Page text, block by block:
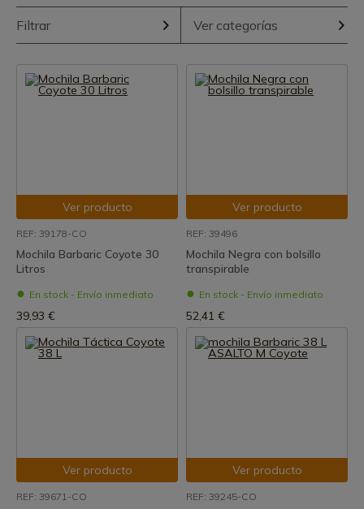
Filtrar Ver categorías
Ver producto
REF: 39178-CO
Mochila Barbaric Coyote 30
Litros
En stock - Envío inmediato
39,93 €
Ver producto
REF: 39496
Mochila Negra con bolsillo
transpirable
En stock - Envío inmediato
52,41 €
Ver producto
REF: 39671-CO
Ver producto
REF: 39245-CO